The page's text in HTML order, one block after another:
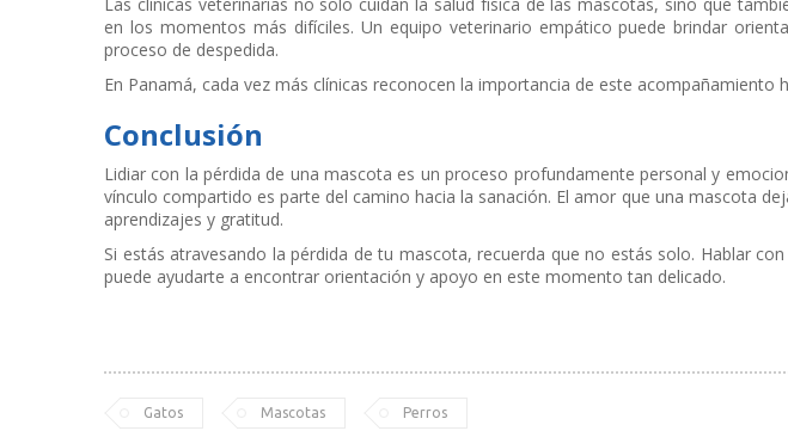
en los momentos más difíciles. Un equipo veterinario empático puede brindar
proceso de despedida.
En Panamá, cada vez más clínicas reconocen la importancia de este acompañamiento
Conclusión
Lidiar con la pérdida de una mascota es un proceso profundamente personal y
vínculo compartido es parte del camino hacia la sanación. El amor que una mascota
aprendizajes y gratitud.
Si estás atravesando la pérdida de tu mascota, recuerda que no estás solo. Hablar
puede ayudarte a encontrar orientación y apoyo en este momento tan delicado.
Gatos Mascotas Perros